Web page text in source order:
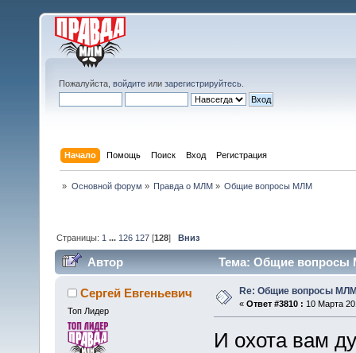
Пожалуйста, войдите или зарегистрируйтесь
Начало Помощь Поиск Вход Регистрация
» Основной форум » Правда о МЛМ » Общие вопросы МЛМ
Страницы: 1 ... 126 127 [128]Вниз
Автор Тема: Общие вопросы
Сергей Евгеньевич
Топ Лидер
Re: Общие вопросы
« Ответ #3810 : 10 Марта
И охота вам